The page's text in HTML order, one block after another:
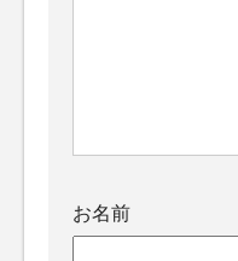
お名前